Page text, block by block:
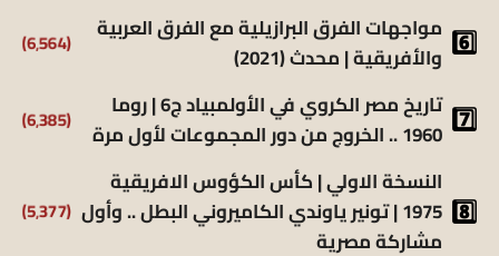
مواجهات الفرق البرازيلية مع الفرق العربية
والأفريقية | محدث (2021)
(6٬564)
تاريخ مصر الكروي في الأولمبياد ج6 | روما
1960 .. الخروج من دور المجموعات لأول مرة
(6٬385)
النسخة الاولي | كأس الكؤوس الافريقية
1975 | تونير ياوندي الكاميروني البطل .. وأول
مشاركة مصرية
(5٬377)